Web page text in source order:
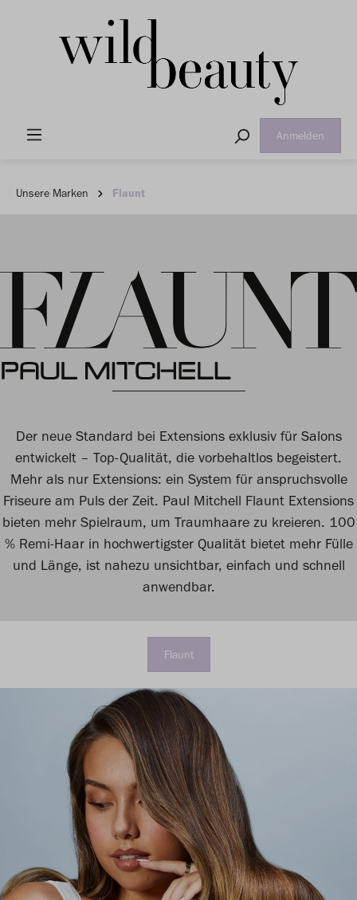
Anmelden
Unsere Marken Flaunt
Der neue Standard bei Extensions exklusiv für Salons
entwickelt – Top-Qualität, die vorbehaltlos begeistert.
Mehr als nur Extensions: ein System für anspruchsvolle
Friseure am Puls der Zeit. Paul Mitchell Flaunt Extensions
bieten mehr Spielraum, um Traumhaare zu kreieren. 100
% Remi-Haar in hochwertigster Qualität bietet mehr Fülle
und Länge, ist nahezu unsichtbar, einfach und schnell
anwendbar.
Flaunt